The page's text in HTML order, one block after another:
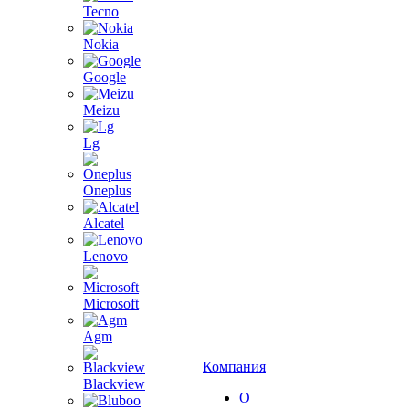
Tecno
Nokia
Google
Meizu
Lg
Oneplus
Alcatel
Lenovo
Microsoft
Agm
Blackview
Компания
О